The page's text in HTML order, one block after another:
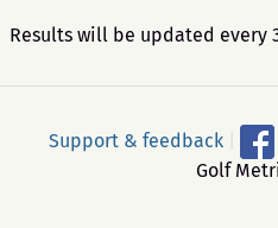
Results will be updated every
Support & feedback
Golf